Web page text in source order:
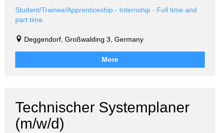
Student/Trainee/Apprenticeship - Internship - Full time and
part time
Deggendorf, Großwalding 3, Germany
More
Technischer Systemplaner
(m/w/d)